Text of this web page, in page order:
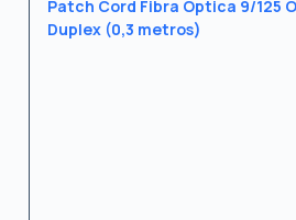
Patch Cord Fibra Óptica 9/125
Duplex (0,3 metros)